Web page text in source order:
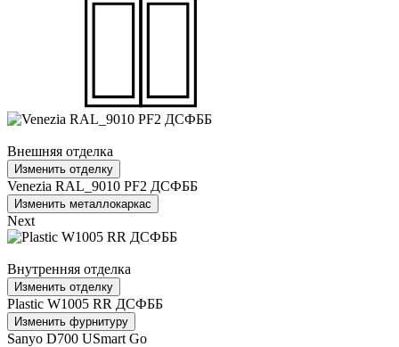
Внешняя отделка
Изменить отделку
Venezia RAL_9010 PF2 ДСФББ
Изменить металлокаркас
Next
Внутренняя отделка
Изменить отделку
Plastic W1005 RR ДСФББ
Изменить фурнитуру
Sanyo D700 USmart Go